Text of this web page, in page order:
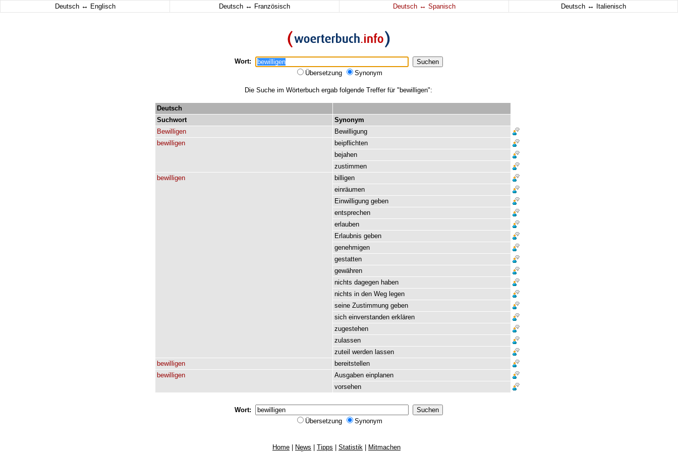
Deutsch ↔ Englisch Deutsch ↔ Französisch Deutsch ↔ Spanisch Deutsch ↔ Italienisch
Wort:
Übersetzung
Synonym
Die Suche im Wörterbuch ergab folgende Treffer für "bewilligen":
Deutsch
Suchwort
Synonym
Bewilligen
Bewilligung
bewilligen
beipflichten
bejahen
zustimmen
bewilligen
billigen
einräumen
Einwilligung geben
entsprechen
erlauben
Erlaubnis geben
genehmigen
gestatten
gewähren
nichts dagegen haben
nichts in den Weg legen
seine Zustimmung geben
sich einverstanden erklären
zugestehen
zulassen
zuteil werden lassen
bewilligen
bereitstellen
bewilligen
Ausgaben einplanen
vorsehen
Wort:
Übersetzung
Synonym
Home News Tipps Statistik
Mitmachen